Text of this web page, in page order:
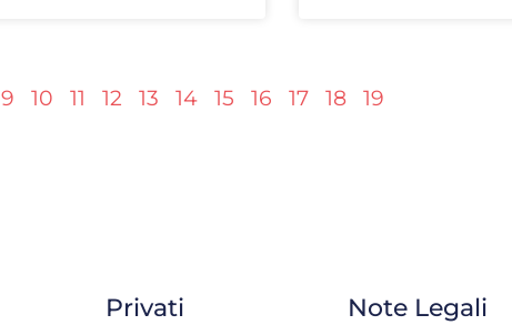
9 10 11 12 13 14 15 16 17 18 19
Privati Note Legali